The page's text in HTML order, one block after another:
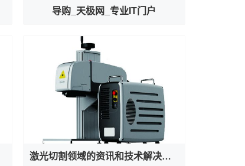
导购_天极网_专业IT门户
激光切割领域的资讯和技术解决方案的提供者--激光切割 - OFweek网